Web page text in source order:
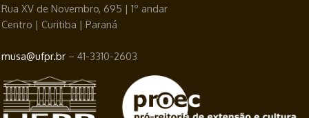
Rua XV de Novembro, 695 | 1º andar
Centro | Curitiba | Paraná
musa@ufpr.br – 41-3310-2603